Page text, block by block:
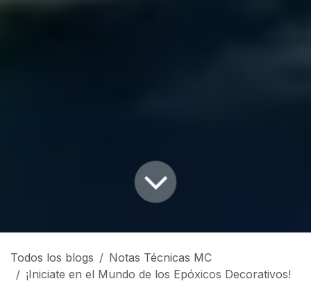
Todos los blogs
Notas Técnicas MC
¡Iniciate en el Mundo de los Epóxicos Decorativos!